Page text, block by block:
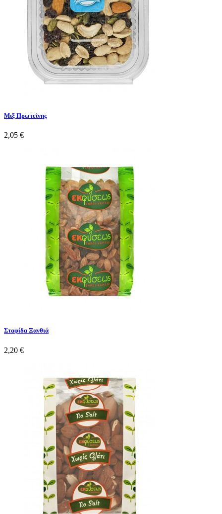
Μιξ Πρωτεΐνης
2,05 €
Σταφίδα Ξανθιά
2,20 €